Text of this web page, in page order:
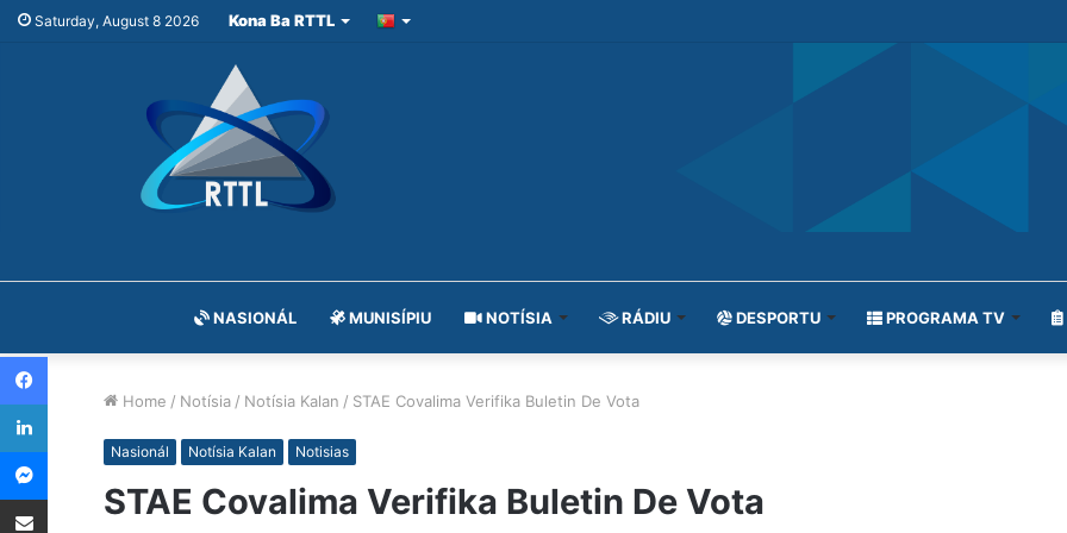
Saturday, August 8 2026 Kona Ba RTTL
NASIONÁL MUNISÍPIU NOTÍSIA RÁDIU DESPORTU PROGRAMA TV
Home / Notísia / Notísia Kalan / STAE Covalima Verifika Buletin De Vota
Nasionál Notísia Kalan Notisias
STAE Covalima Verifika Buletin De Vota
Facebook
LinkedIn
Messenger